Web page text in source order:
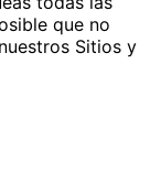
que no
Sitios y